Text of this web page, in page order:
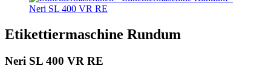
Etikettiermaschine Rundum
Neri SL 400 VR RE